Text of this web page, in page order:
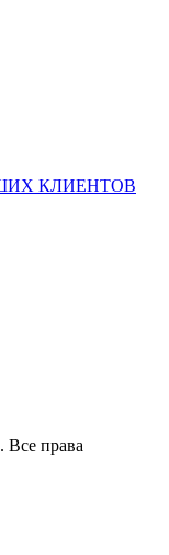
КЛИЕНТОВ
права